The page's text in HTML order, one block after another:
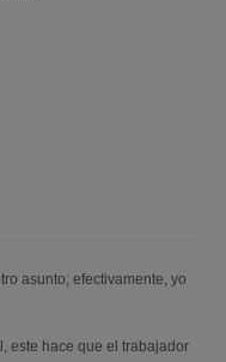
asunto; efectivamente, yo
este hace que el trabajador